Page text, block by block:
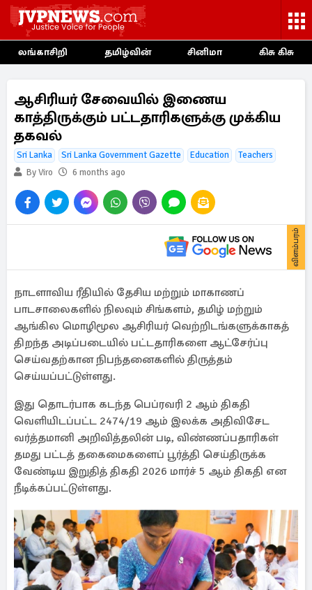
லங்காசிறி தமிழ்வின் சினிமா கிசு கிசு
ஆசிரியர் சேவையில் இணைய
காத்திருக்கும் பட்டதாரிகளுக்கு முக்கிய
தகவல்
Sri Lanka Sri Lanka Government Gazette Education
Teachers
By Viro
6 months ago
விளம்பரம்
நாடளாவிய ரீதியில் தேசிய மற்றும் மாகாணப்
பாடசாலைகளில் நிலவும் சிங்களம், தமிழ் மற்றும்
ஆங்கில மொழிமூல ஆசிரியர் வெற்றிடங்களுக்காகத்
திறந்த அடிப்படையில் பட்டதாரிகளை ஆட்சேர்ப்பு
செய்வதற்கான நிபந்தனைகளில் திருத்தம்
செய்யப்பட்டுள்ளது.
இது தொடர்பாக கடந்த பெப்ரவரி 2 ஆம் திகதி
வெளியிடப்பட்ட 2474/19 ஆம் இலக்க அதிவிசேட
வர்த்தமானி அறிவித்தலின் படி, விண்ணப்பதாரிகள்
தமது பட்டத் தகைமைகளைப் பூர்த்தி செய்திருக்க
வேண்டிய இறுதித் திகதி 2026 மார்ச் 5 ஆம் திகதி என
நீடிக்கப்பட்டுள்ளது.